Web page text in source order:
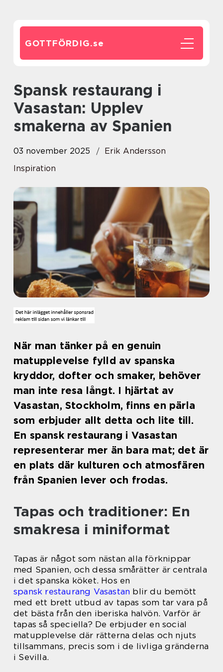
GOTTFÖRDIG.se
Spansk restaurang i
Vasastan: Upplev
smakerna av Spanien
03 november 2025
Erik Andersson
Inspiration
När man tänker på en genuin
matupplevelse fylld av spanska
kryddor, dofter och smaker, behöver
man inte resa långt. I hjärtat av
Vasastan, Stockholm, finns en pärla
som erbjuder allt detta och lite till.
En spansk restaurang i Vasastan
representerar mer än bara mat; det är
en plats där kulturen och atmosfären
från Spanien lever och frodas.
Tapas och traditioner: En
smakresa i miniformat
Tapas är något som nästan alla förknippar
med Spanien, och dessa smårätter är centrala
i det spanska köket. Hos en
spansk restaurang Vasastan blir du bemött
med ett brett utbud av tapas som tar vara på
det bästa från den iberiska halvön. Varför är
tapas så speciella? De erbjuder en social
matupplevelse där rätterna delas och njuts
tillsammans, precis som i de livliga gränderna
i Sevilla.